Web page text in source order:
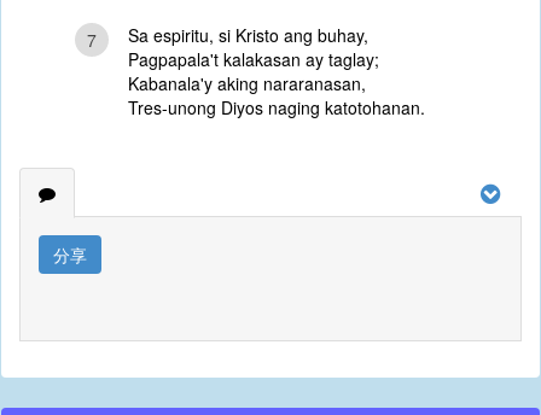
7
Sa espiritu, si Kristo ang buhay,
Pagpapala't kalakasan ay taglay;
Kabanala'y aking nararanasan,
Tres-unong Diyos naging katotohanan.
分享